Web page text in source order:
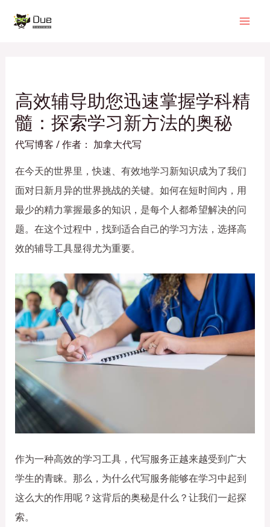
高效辅导助您迅速掌握学科精
髓：探索学习新方法的奥秘
代写博客 / 作者： 加拿大代写
在今天的世界里，快速、有效地学习新知识成为了我们
面对日新月异的世界挑战的关键。如何在短时间内，用
最少的精力掌握最多的知识，是每个人都希望解决的问
题。在这个过程中，找到适合自己的学习方法，选择高
效的辅导工具显得尤为重要。
作为一种高效的学习工具，代写服务正越来越受到广大
学生的青睐。那么，为什么代写服务能够在学习中起到
这么大的作用呢？这背后的奥秘是什么？让我们一起探
索。